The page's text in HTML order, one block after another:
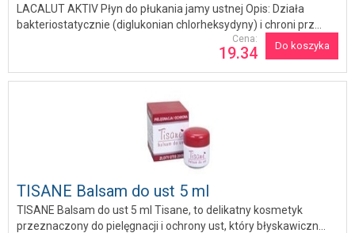
LACALUT AKTIV Płyn do płukania jamy ustnej Opis: Działa
bakteriostatycznie (diglukonian chlorheksydyny) i chroni prz...
Do koszyka
Cena:
19.34
TISANE Balsam do ust 5 ml
TISANE Balsam do ust 5 ml Tisane, to delikatny kosmetyk
przeznaczony do pielęgnacji i ochrony ust, który błyskawiczn...